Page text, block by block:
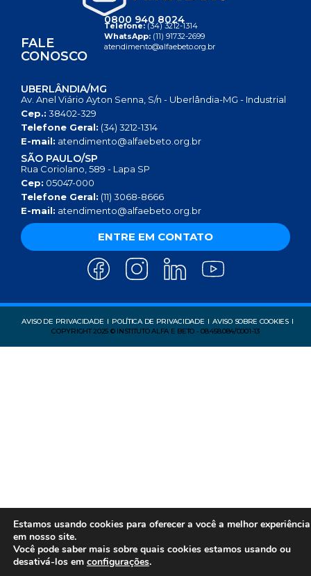
FALE
CONOSCO
0800 940 8024
Telefone:(34) 3212-1314
WhatsApp: (11) 91732-2699
atendimento@alfaebeto.org.br
UBERLÂNDIA/MG
Av. Anel Viário Ayton Senna, S/n - Uberlândia-MG - Industrial
Cep.: 38402-329
Telefone Geral: (34) 3212-1314
E-mail: atendimento@alfaebeto.org.br
SÃO PAULO/SP
Rua Coriolano, 589 - Lapa SP
Cep: 05047-000
Telefone Geral: (11) 3068-8666
E-mail: atendimento@alfaebeto.org.br
ENTRE EM CONTATO
AVISO DE PRIVACIDADE POLÍTICA DE PRIVACIDADE
AVISO SOBRE COOKIES
COPYRIGHT 2025 © INSTITUTO ALFA E BETO - 08.458.084/0001-13
Estamos usando cookies para oferecer a você a melhor experiência
em nosso site.
Você pode saber mais sobre quais cookies estamos usando ou
desativá-los em configurações.